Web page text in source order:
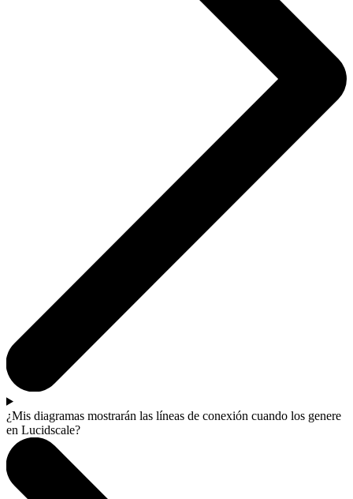
¿Mis diagramas mostrarán las líneas de conexión cuando los genere
en Lucidscale?